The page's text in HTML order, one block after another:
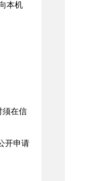
本机
须在信
开申请